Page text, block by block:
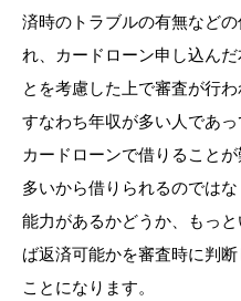
済時のトラブルの有無など
れ、カードローン申し込ん
とを考慮した上で審査が行わ
すなわち年収が多い人であ
カードローンで借りること
多いから借りられるのでは
能力があるかどうか、もっ
ば返済可能かを審査時に判
ことになります。